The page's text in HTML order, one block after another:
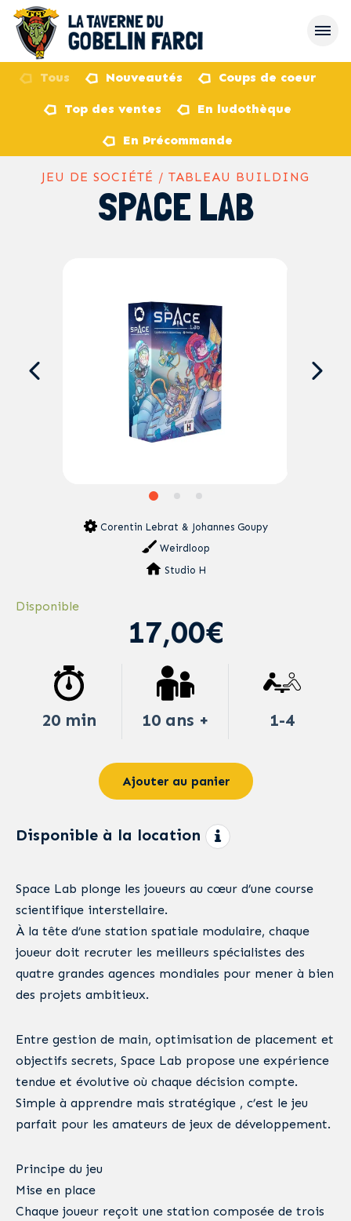
Tous Nouveautés Coups de coeur
Top des ventes En ludothèque
En Précommande
JEU DE SOCIÉTÉ / TABLEAU BUILDING
SPACE LAB
Corentin Lebrat & Johannes Goupy
Weirdloop
Studio H
Disponible
17,00€
20 min 10 ans + 1-4
Ajouter au panier
Disponible à la location
Space Lab plonge les joueurs au cœur d’une course
scientifique interstellaire.
À la tête d’une station spatiale modulaire, chaque
joueur doit recruter les meilleurs spécialistes des
quatre grandes agences mondiales pour mener à bien
des projets ambitieux.
Entre gestion de main, optimisation de placement et
objectifs secrets, Space Lab propose une expérience
tendue et évolutive où chaque décision compte.
Simple à apprendre mais stratégique , c’est le jeu
parfait pour les amateurs de jeux de développement.
Principe du jeu
Mise en place
Chaque joueur reçoit une station composée de trois